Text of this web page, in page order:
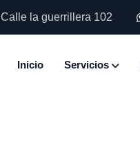
Calle la guerrillera 102
Inicio Servicios